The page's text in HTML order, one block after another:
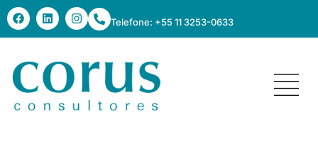
Telefone: +55 11 3253-0633